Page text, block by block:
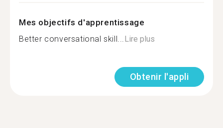
Mes objectifs d'apprentissage
Better conversational skill...Lire plus
Obtenir l'appli